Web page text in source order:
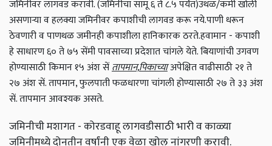
जमिनीवर लागवड करावी. (जमिनीचा सामू ६ ते ८.५ पर्यंत)उथळ/कमी खोली
असणाऱ्या व हलक्या जमिनीवर कपाशीची लागवड करू नये.पाणी धरून
ठेवणारी व पाणथळ जमीनही कपाशीला हानिकारक ठरते.हवामान - कपाशी
हे साधारण ६० ते ७५ सेंमी पावसाच्या प्रदेशात चांगले येते. बियाणांची उगवण
होण्यासाठी किमान १५ अंश सेंतापमान,पिकाच्याअपेक्षित वाढीसाठी २१ ते
२७ अंश सें. तापमान, फुलपाती फळधारणा चांगली होण्यासाठी २७ ते ३३ अंश
सें. तापमान आवश्यक असते.
जमिनीची मशागत - कोरडवाहू लागवडीसाठी भारी व काळ्या
जमिनीमध्ये दोनतीन वर्षांनी एक वेळा खोल नांगरणी करावी.